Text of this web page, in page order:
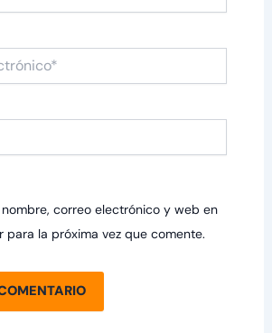
correo electrónico y web en
para la próxima vez que comente.